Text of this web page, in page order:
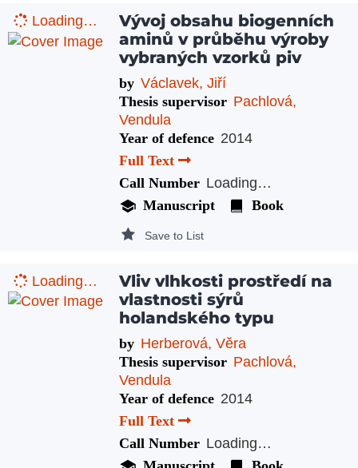
Loading…
Vývoj obsahu biogenních
aminů v průběhu výroby
vybraných vzorků piv
by Václavek, Jiří
Thesis supervisor Pachlová,
Vendula
Year of defence 2014
Full Text
Call Number Loading…
Manuscript
Book
Save to List
Loading…
Vliv vlhkosti prostředí na
vlastnosti sýrů
holandského typu
by Herberová, Věra
Thesis supervisor Pachlová,
Vendula
Year of defence 2014
Full Text
Call Number Loading…